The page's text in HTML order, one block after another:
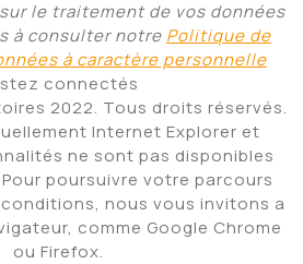
le traitement de vos données
à consulter notre Politique de
à caractère personnelle
connectés
2022. Tous droits réservés.
Internet Explorer et
ne sont pas disponibles
poursuivre votre parcours
nous vous invitons a
comme Google Chrome
ou Firefox.